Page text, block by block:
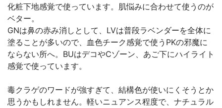
化粧下地感覚で使っています。肌悩みに合わせて使うのが
ベター。
GNは鼻の赤み消しとして、LVは普段ラベンダーを全体に
塗ることが多いので、血色チーク感覚で使うPKの邪魔に
ならない所へ。BUはデコやCゾーン、あご下にハイライト
感覚で使っています。
毒クラゲのワードが強すぎて、結構色が使いにくそうとか
思うかもしれません。軽いニュアンス程度で、ナチュラル